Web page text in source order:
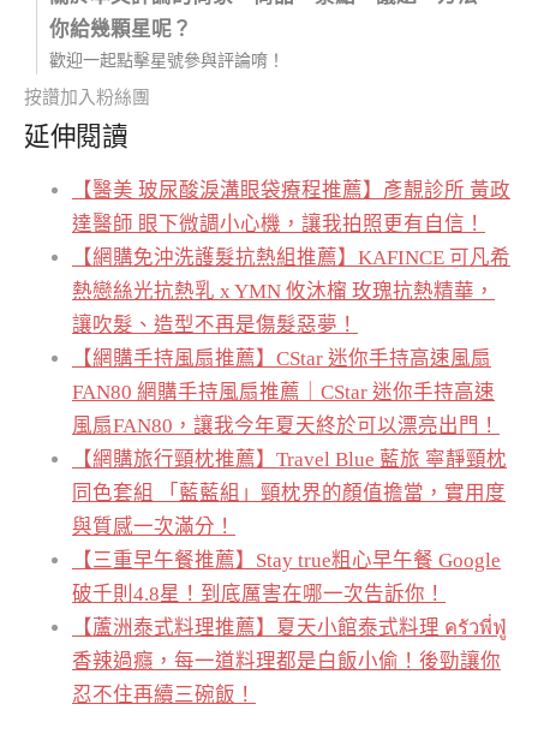
你給幾顆星呢？
歡迎一起點擊星號參與評論唷！
按讚加入粉絲團
延伸閱讀
【醫美 玻尿酸淚溝眼袋療程推薦】彥靚診所 黃政
達醫師 眼下微調小心機，讓我拍照更有自信！
【網購免沖洗護髮抗熱組推薦】KAFINCE 可凡希
熱戀絲光抗熱乳 x YMN 攸沐橣 玫瑰抗熱精華，
讓吹髮、造型不再是傷髮惡夢！
【網購手持風扇推薦】CStar 迷你手持高速風扇
FAN80 網購手持風扇推薦｜CStar 迷你手持高速
風扇FAN80，讓我今年夏天終於可以漂亮出門！
【網購旅行頸枕推薦】Travel Blue 藍旅 寧靜頸枕
同色套組 「藍藍組」頸枕界的顏值擔當，實用度
與質感一次滿分！
【三重早午餐推薦】Stay true粗心早午餐 Google
破千則4.8星！到底厲害在哪一次告訴你！
【蘆洲泰式料理推薦】夏天小館泰式料理 ครัวพี่ฟู่
香辣過癮，每一道料理都是白飯小偷！後勁讓你
忍不住再續三碗飯！